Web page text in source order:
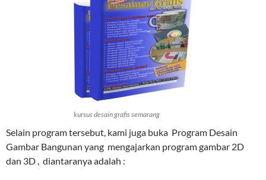
kursus desain grafis semarang
Selain program tersebut, kami juga buka Program Desain
Gambar Bangunan yang mengajarkan program gambar 2D
dan 3D , diantaranya adalah :